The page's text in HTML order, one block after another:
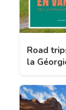
Road
la